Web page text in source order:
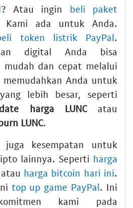
? Atau ingin beli paket
Kami ada untuk Anda.
token listrik PayPal.
digital Anda bisa
dan cepat melalui
memudahkan Anda untuk
lebih besar, seperti
harga LUNCatau
LUNC.
juga kesempatan untuk
lainnya. Seperti harga
atau harga bitcoin hari ini.
top up game PayPal. Ini
kami pada